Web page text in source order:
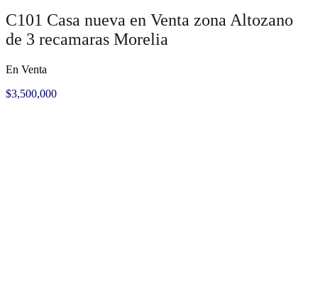
C101 Casa nueva en Venta zona Altozano
de 3 recamaras Morelia
En Venta
$3,500,000